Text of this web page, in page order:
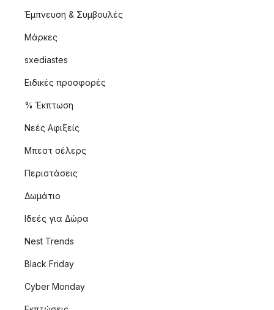
Έμπνευση & Συμβουλές
Μάρκες
sxediastes
Ειδικές προσφορές
% Έκπτωση
Νεές Αφιξείς
Μπεστ σέλερς
Περιστάσεις
Δωμάτιο
Ιδεές για Δώρα
Nest Trends
Black Friday
Cyber Monday